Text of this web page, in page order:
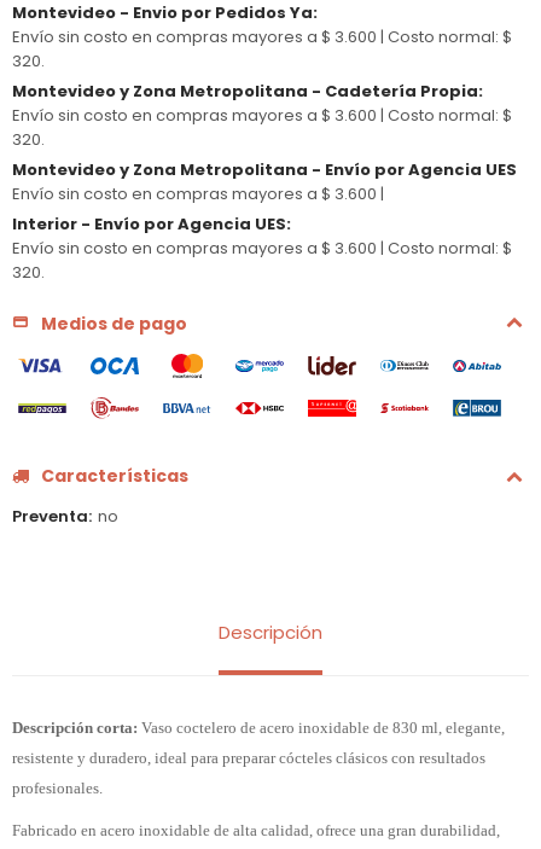
Montevideo - Envio por Pedidos Ya:
Envío sin costo en compras mayores a $ 3.600 | Costo normal: $
320.
Montevideo y Zona Metropolitana - Cadetería Propia:
Envío sin costo en compras mayores a $ 3.600 | Costo normal: $
320.
Montevideo y Zona Metropolitana - Envío por Agencia UES
Envío sin costo en compras mayores a $ 3.600 |
Interior - Envío por Agencia UES:
Envío sin costo en compras mayores a $ 3.600 | Costo normal: $
320.
Medios de pago
Características
Preventa no
Descripción
Descripción corta: Vaso coctelero de acero inoxidable de 830 ml, elegante,
resistente y duradero, ideal para preparar cócteles clásicos con resultados
profesionales.
Fabricado en acero inoxidable de alta calidad, ofrece una gran durabilidad,